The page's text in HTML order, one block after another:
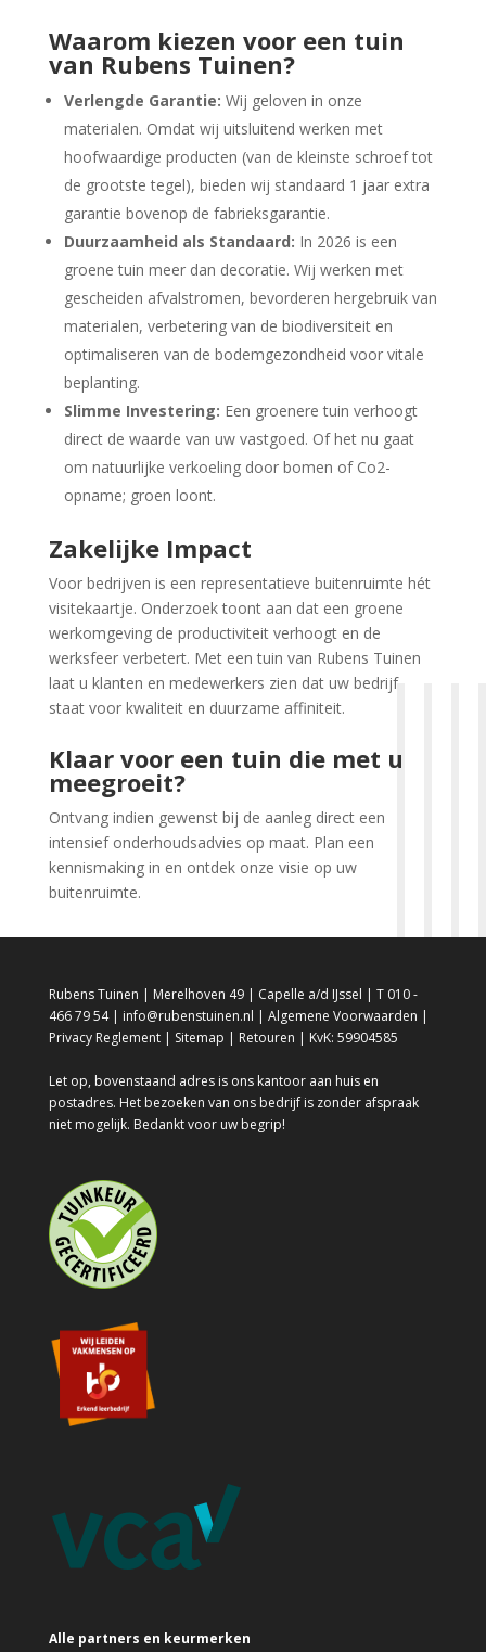
Waarom kiezen voor een tuin
van Rubens Tuinen?
Verlengde Garantie: Wij geloven in onze
materialen. Omdat wij uitsluitend werken met
hoofwaardige producten (van de kleinste schroef tot
de grootste tegel), bieden wij standaard 1 jaar extra
garantie bovenop de fabrieksgarantie.
Duurzaamheid als Standaard: In 2026 is een
groene tuin meer dan decoratie. Wij werken met
gescheiden afvalstromen, bevorderen hergebruik van
materialen, verbetering van de biodiversiteit en
optimaliseren van de bodemgezondheid voor vitale
beplanting.
Slimme Investering: Een groenere tuin verhoogt
direct de waarde van uw vastgoed. Of het nu gaat
om natuurlijke verkoeling door bomen of Co2-
opname; groen loont.
Zakelijke Impact
Voor bedrijven is een representatieve buitenruimte hét
visitekaartje. Onderzoek toont aan dat een groene
werkomgeving de productiviteit verhoogt en de
werksfeer verbetert. Met een tuin van Rubens Tuinen
laat u klanten en medewerkers zien dat uw bedrijf
staat voor kwaliteit en duurzame affiniteit.
Klaar voor een tuin die met u
meegroeit?
Ontvang indien gewenst bij de aanleg direct een
intensief onderhoudsadvies op maat. Plan een
kennismaking in en ontdek onze visie op uw
buitenruimte.
Rubens Tuinen | Merelhoven 49 | Capelle a/d IJssel | T 010 -
466 79 54 | info@rubenstuinen.nl | Algemene Voorwaarden |
Privacy Reglement| Sitemap | Retouren | KvK: 59904585
Let op, bovenstaand adres is ons kantoor aan huis en
postadres. Het bezoeken van ons bedrijf is zonder afspraak
niet mogelijk. Bedankt voor uw begrip!
Alle partners en keurmerken